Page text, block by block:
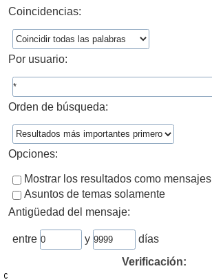
Coincidencias:
Por usuario:
Orden de búsqueda:
Opciones:
Mostrar los resultados como mensajes
Asuntos de temas solamente
Antigüedad del mensaje:
entre y
días
Verificación: